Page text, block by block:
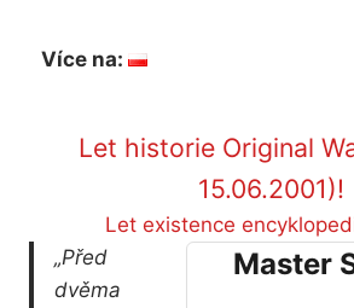
Více na:
Let historie Original
15.06.2001)!
Let existence
Master
„Před
dvěma